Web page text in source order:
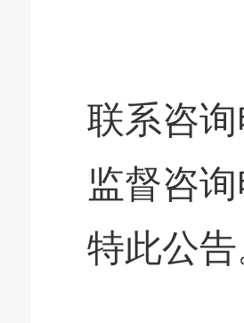
联系咨询
监督咨询
特此公告